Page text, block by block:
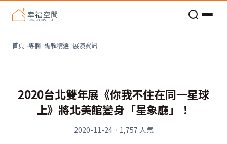
首頁 專欄 編輯精選 展演資訊
2020台北雙年展《你我不住在同一星球
上》將北美館變身「星象廳」！
2020-11-24· 1,757 人氣